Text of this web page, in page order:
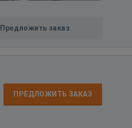
Предложить заказ
ПРЕДЛОЖИТЬ ЗАКАЗ